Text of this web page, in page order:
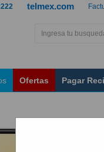
telmex.com
Ofertas Pagar